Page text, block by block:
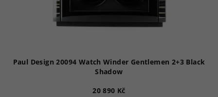
Paul Design 20094 Watch Winder Gentlemen 2+3 Black
Shadow
20 890 Kč